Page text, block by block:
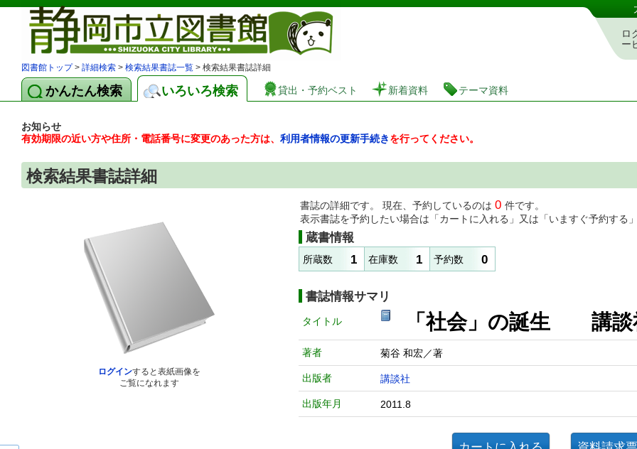
図書館 蔵書検索・予約システム
ロ
ー
図書館トップ> 詳細検索 > 検索結果書誌一覧 > 検索結果書誌詳細
かんたん検索 いろいろ検索 貸出・予約ベスト 新着資料 テーマ資料
お知らせ
有効期限の近い方や住所・電話番号に変更のあった方は、 利用者情報の更新手続きを行ってください。
検索結果書誌詳細
ログインすると表紙画像を
ご覧になれます
書誌の詳細です。 現在、予約しているのは 0 件です。
表示書誌を予約したい場合は「カートに入れる」又は「いますぐ予約する
蔵書情報
所蔵数 1 在庫数 1 予約数 0
書誌情報サマリ
タイトル 「社会」の誕生
著者 菊谷 和宏／著
出版者 講談社
出版年月 2011.8